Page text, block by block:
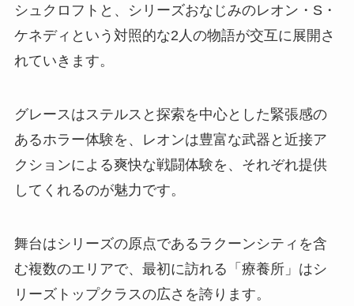
シュクロフトと、シリーズおなじみのレオン・S・
ケネディという対照的な2人の物語が交互に展開さ
れていきます。
グレースはステルスと探索を中心とした緊張感の
あるホラー体験を、レオンは豊富な武器と近接ア
クションによる爽快な戦闘体験を、それぞれ提供
してくれるのが魅力です。
舞台はシリーズの原点であるラクーンシティを含
む複数のエリアで、最初に訪れる「療養所」はシ
リーズトップクラスの広さを誇ります。